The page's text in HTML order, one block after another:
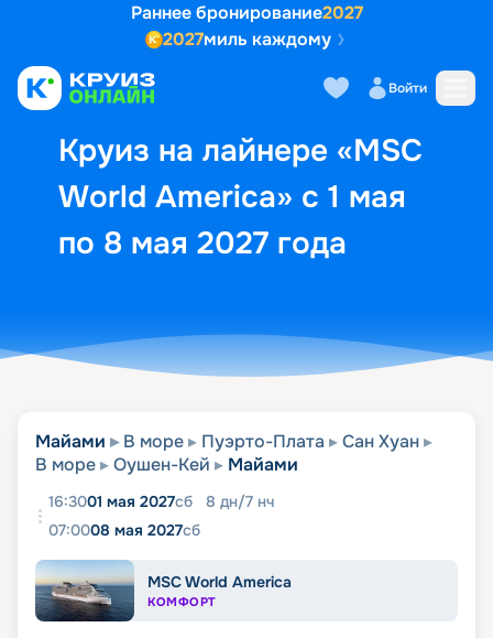
Раннее бронирование2027
2027миль каждому
Войти
Круиз на лайнере «MSC
World America» с 1 мая
по 8 мая 2027 года
Выбор кают Маршрут и
Майами В море Пуэрто-Плата
Сан Хуан
В море
Оушен-Кей Майами
16:3001 мая 2027сб 8 дн/7 нч
07:0008 мая 2027сб
MSC World America
КОМФОРТ